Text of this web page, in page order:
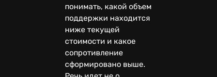
понимать, какой объем
поддержки находится
ниже текущей
стоимости и какое
сопротивление
сформировано выше.